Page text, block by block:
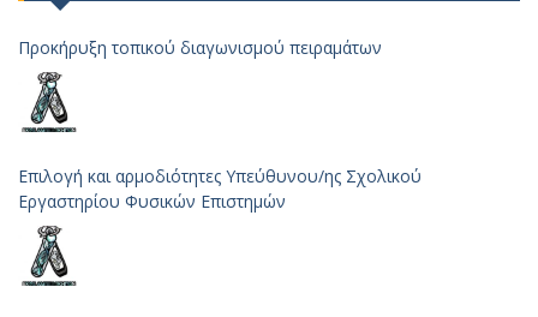
Προκήρυξη τοπικού διαγωνισμού πειραμάτων
Επιλογή και αρμοδιότητες Υπεύθυνου/ης Σχολικού
Εργαστηρίου Φυσικών Επιστημών